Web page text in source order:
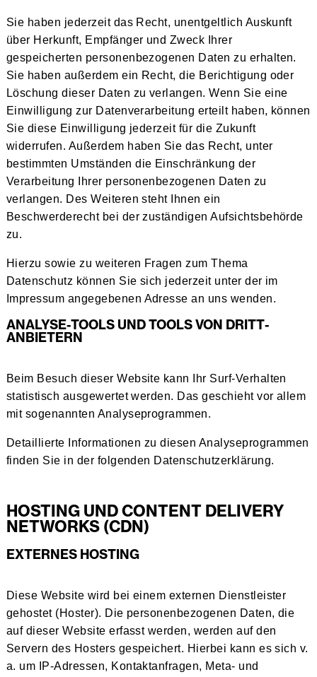
Sie haben jederzeit das Recht, unentgeltlich Auskunft
über Herkunft, Empfänger und Zweck Ihrer
gespeicherten personenbezogenen Daten zu erhalten.
Sie haben außerdem ein Recht, die Berichtigung oder
Löschung dieser Daten zu verlangen. Wenn Sie eine
Einwilligung zur Datenverarbeitung erteilt haben, können
Sie diese Einwilligung jederzeit für die Zukunft
widerrufen. Außerdem haben Sie das Recht, unter
bestimmten Umständen die Einschränkung der
Verarbeitung Ihrer personenbezogenen Daten zu
verlangen. Des Weiteren steht Ihnen ein
Beschwerderecht bei der zuständigen Aufsichtsbehörde
zu.
Hierzu sowie zu weiteren Fragen zum Thema
Datenschutz können Sie sich jederzeit unter der im
Impressum angegebenen Adresse an uns wenden.
ANALYSE-TOOLS UND TOOLS VON DRITT­
ANBIETERN
Beim Besuch dieser Website kann Ihr Surf-Verhalten
statistisch ausgewertet werden. Das geschieht vor allem
mit sogenannten Analyseprogrammen.
Detaillierte Informationen zu diesen Analyseprogrammen
finden Sie in der folgenden Datenschutzerklärung.
HOSTING UND CONTENT DELIVERY
NETWORKS (CDN)
EXTERNES HOSTING
Diese Website wird bei einem externen Dienstleister
gehostet (Hoster). Die personenbezogenen Daten, die
auf dieser Website erfasst werden, werden auf den
Servern des Hosters gespeichert. Hierbei kann es sich v.
a. um IP-Adressen, Kontaktanfragen, Meta- und